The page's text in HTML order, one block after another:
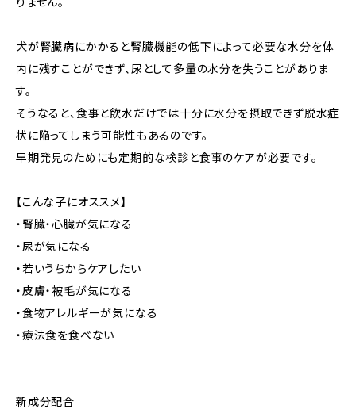
犬が腎臓病にかかると腎臓機能の低下によって必要な水分を体
内に残すことができず、尿として多量の水分を失うことがありま
す。
そうなると、食事と飲水だけでは十分に水分を摂取できず脱水症
状に陥ってしまう可能性もあるのです。
早期発見のためにも定期的な検診と食事のケアが必要です。
【こんな子にオススメ】
・腎臓・心臓が気になる
・尿が気になる
・若いうちからケアしたい
・皮膚・被毛が気になる
・食物アレルギーが気になる
・療法食を食べない
新成分配合